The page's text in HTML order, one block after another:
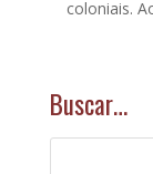
coloniais.
Buscar…